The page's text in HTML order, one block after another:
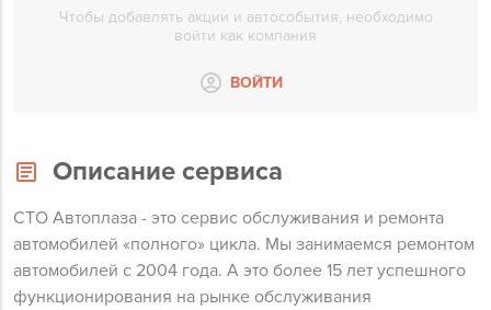
Чтобы добавлять акции и автособытия, необходимо
войти как компания
ВОЙТИ
Описание сервиса
СТО Автоплаза - это сервис обслуживания и ремонта
автомобилей «полного» цикла. Мы занимаемся ремонтом
автомобилей с 2004 года. А это более 15 лет успешного
функционирования на рынке обслуживания